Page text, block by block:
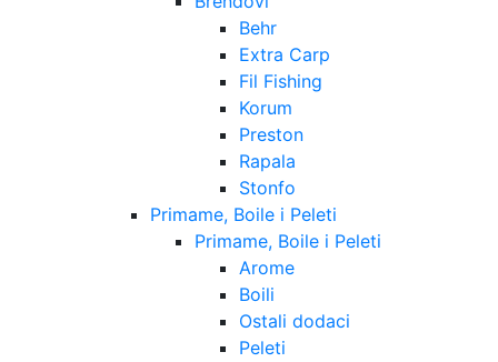
Behr
Extra Carp
Fil Fishing
Korum
Preston
Rapala
Stonfo
Primame, Boile i Peleti
Primame, Boile i Peleti
Arome
Boili
Ostali dodaci
Peleti